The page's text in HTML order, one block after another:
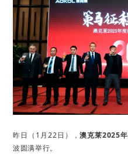
昨日（1月22日），澳克莱2025
波圆满举行。